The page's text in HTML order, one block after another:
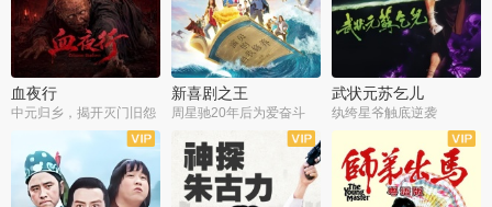
血夜行
中元归乡，揭开灭门旧怨
新喜剧之王
周星驰20年后为爱奋斗
武状元苏乞儿
纨绔星爷触底逆袭